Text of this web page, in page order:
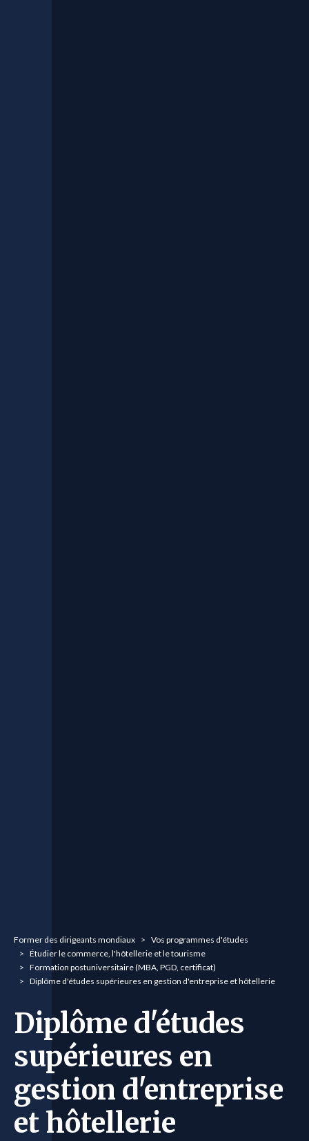
You are here:
Former des dirigeants mondiaux
Vos programmes d'études
Étudier le commerce, l'hôtellerie et le tourisme
Formation postuniversitaire (MBA, PGD, certificat)
Diplôme d'études supérieures en gestion d'entreprise et hôtellerie
Diplôme d'études
supérieures en
gestion d'entreprise
et hôtellerie